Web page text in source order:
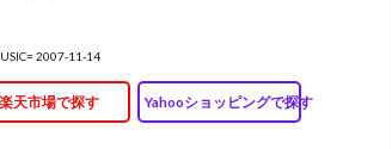
2007-11-14
楽天市場で探す Yahooショッピングで探す